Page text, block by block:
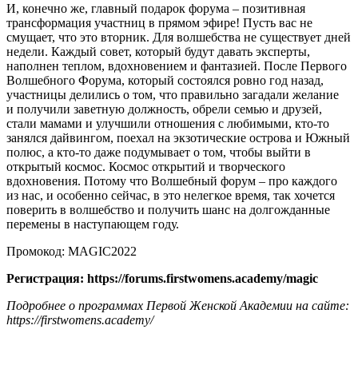
И, конечно же, главный подарок форума – позитивная
трансформация участниц в прямом эфире! Пусть вас не
смущает, что это вторник. Для волшебства не существует дней
недели. Каждый совет, который будут давать эксперты,
наполнен теплом, вдохновением и фантазией. После Первого
Волшебного Форума, который состоялся ровно год назад,
участницы делились о том, что правильно загадали желание
и получили заветную должность, обрели семью и друзей,
стали мамами и улучшили отношения с любимыми, кто-то
занялся дайвингом, поехал на экзотические острова и Южный
полюс, а кто-то даже подумывает о том, чтобы выйти в
открытый космос. Космос открытий и творческого
вдохновения. Потому что Волшебный форум – про каждого
из нас, и особенно сейчас, в это нелегкое время, так хочется
поверить в волшебство и получить шанс на долгожданные
перемены в наступающем году.
Промокод: MAGIC2022
Регистрация: https://forums.firstwomens.academy/magic
Подробнее о программах Первой Женской Академии на сайте:
https://firstwomens.academy/